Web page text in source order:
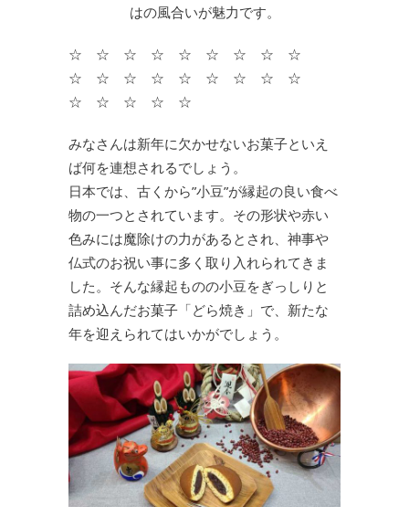
はの風合いが魅力です。
☆ ☆ ☆ ☆ ☆ ☆ ☆ ☆ ☆
☆ ☆ ☆ ☆ ☆ ☆ ☆ ☆ ☆
☆ ☆ ☆ ☆ ☆
みなさんは新年に欠かせないお菓子といえ
ば何を連想されるでしょう。
日本では、古くから”小豆”が縁起の良い食べ
物の一つとされています。その形状や赤い
色みには魔除けの力があるとされ、神事や
仏式のお祝い事に多く取り入れられてきま
した。そんな縁起ものの小豆をぎっしりと
詰め込んだお菓子「どら焼き」で、新たな
年を迎えられてはいかがでしょう。